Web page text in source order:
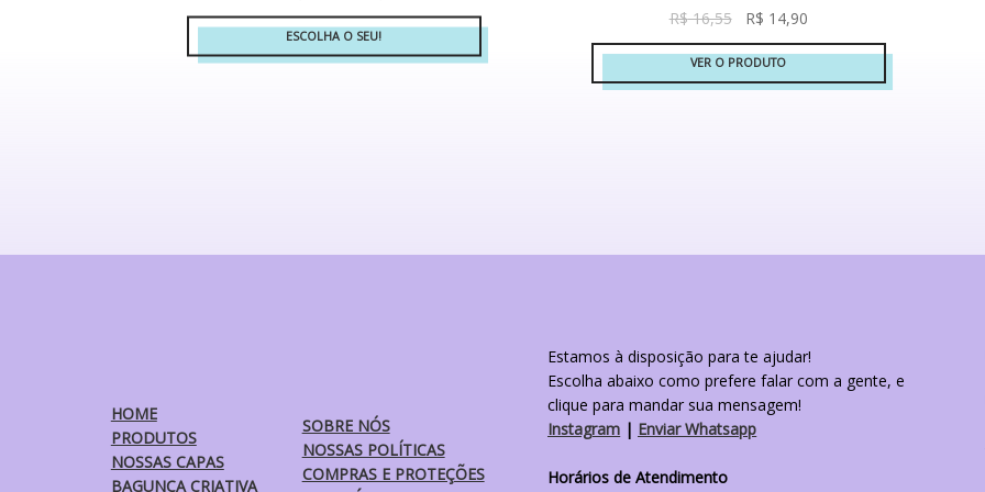
ESCOLHA O SEU!
R$16,55
O
preço
original
era:
R$ 14,90
preço
é:
VER O PRODUTO
HOME
PRODUTOS
NOSSAS CAPAS
BAGUNÇA CRIATIVA
SOBRE NÓS
NOSSAS POLÍTICAS
COMPRAS E PROTEÇÕES
Estamos à disposição para te ajudar!
Escolha abaixo como prefere falar com a gente, e
clique para mandar sua mensagem!
Instagram | Enviar Whatsapp
Horários de Atendimento